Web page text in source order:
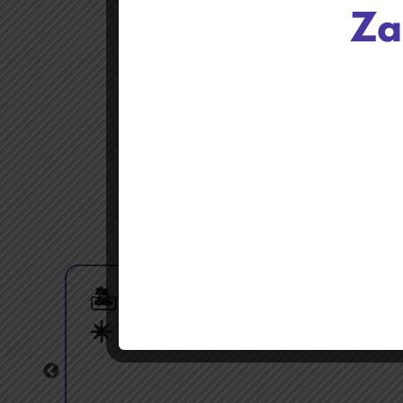
🏝️ Przerwa wakacyjna
☀️